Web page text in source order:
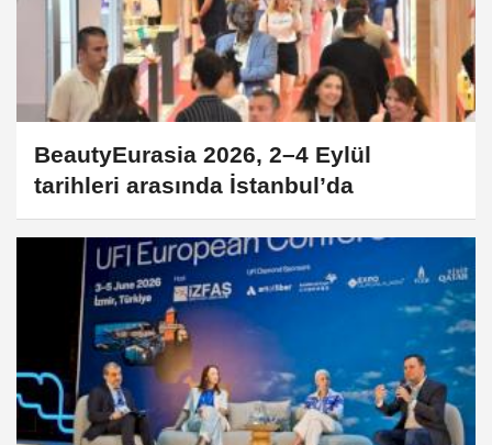
BeautyEurasia 2026, 2–4 Eylül
tarihleri arasında İstanbul’da